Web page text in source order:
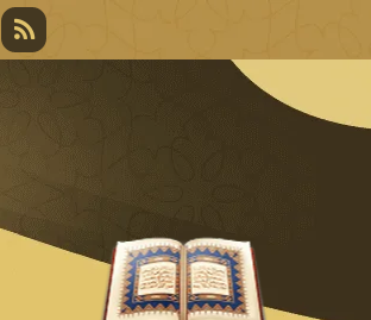
قال تعالى
المغفرة لأنها أغلى جائزة، وهي